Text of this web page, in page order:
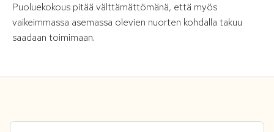
Puoluekokous pitää välttämättömänä, että myös
vaikeimmassa asemassa olevien nuorten kohdalla takuu
saadaan toimimaan.